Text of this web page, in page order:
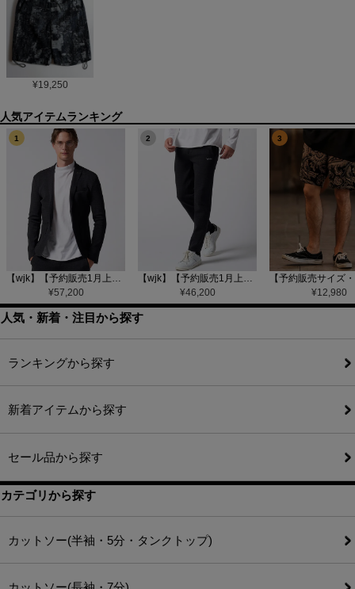
¥19,250
1
【wjk】【予約販売1月上旬～中旬入荷】function knit jacket(jacquard check) ニットジャケット(207 mw08j)
¥57,200
2
【wjk】【予約販売1月上旬～中旬入荷】function knit easy slacks(jacquard check) ニットイージーパンツ(504 mw08j)
¥46,200
3
¥12,980
人気・新着・注目から探す
ランキングから探す
新着アイテムから探す
セール品から探す
カテゴリから探す
カットソー(半袖・5分・タンクトップ)